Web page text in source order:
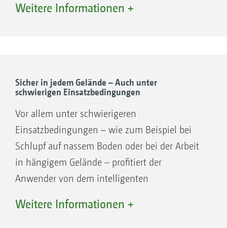
Maschinen schalten nur dann die hinteren
im Rückwärtsgang.
Weitere Informationen +
Sicher in jedem Gelände – Auch unter
schwierigen Einsatzbedingungen
Vor allem unter schwierigeren
Einsatzbedingungen – wie zum Beispiel bei
Schlupf auf nassem Boden oder bei der Arbeit
in hängigem Gelände – profitiert der
Anwender von dem intelligenten
weil jedes Rad zu jeder Zeit mit der optimalen
Weitere Informationen +